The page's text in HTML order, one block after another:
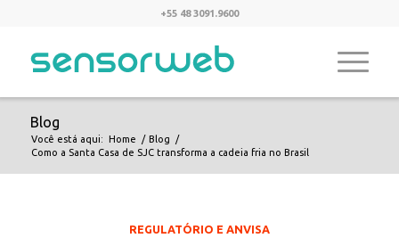
+55 48 3091.9600
Blog
Você está aqui: Home / Blog
/
Como a Santa Casa de SJC transforma a cadeia fria no Brasil
REGULATÓRIO E ANVISA